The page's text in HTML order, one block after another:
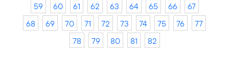
59
60 61 62 63 64 65 66
67
68
69 70 71 72 73 74 75 76
77
78
79 80 81 82